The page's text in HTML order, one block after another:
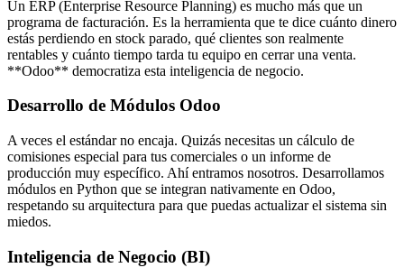
Un ERP (Enterprise Resource Planning) es mucho más que un
programa de facturación. Es la herramienta que te dice cuánto dinero
estás perdiendo en stock parado, qué clientes son realmente
rentables y cuánto tiempo tarda tu equipo en cerrar una venta.
**Odoo** democratiza esta inteligencia de negocio.
Desarrollo de Módulos Odoo
A veces el estándar no encaja. Quizás necesitas un cálculo de
comisiones especial para tus comerciales o un informe de
producción muy específico. Ahí entramos nosotros. Desarrollamos
módulos en Python que se integran nativamente en Odoo,
respetando su arquitectura para que puedas actualizar el sistema sin
miedos.
Inteligencia de Negocio (BI)